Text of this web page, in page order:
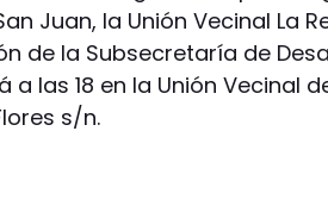
Juan, la Unión Vecinal La
de la Subsecretaría de
a las 18 en la Unión Vecinal
s/n.